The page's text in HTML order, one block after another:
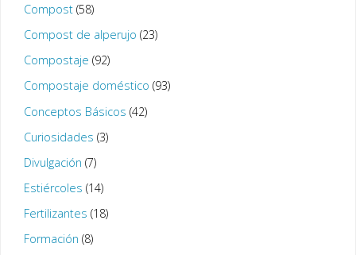
Compost(58)
Compost de alperujo (23)
Compostaje (92)
Compostaje doméstico (93)
Conceptos Básicos (42)
Curiosidades (3)
Divulgación (7)
Estiércoles (14)
Fertilizantes (18)
Formación (8)